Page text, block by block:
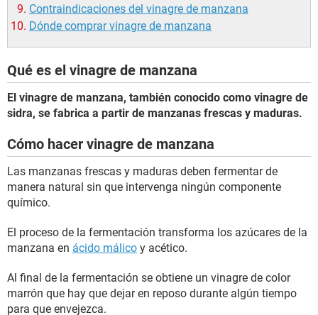
Contraindicaciones del vinagre de manzana
Dónde comprar vinagre de manzana
Qué es el vinagre de manzana
El vinagre de manzana, también conocido como vinagre de
sidra, se fabrica a partir de manzanas frescas y maduras.
Cómo hacer vinagre de manzana
Las manzanas frescas y maduras deben fermentar de
manera natural sin que intervenga ningún componente
químico.
El proceso de la fermentación transforma los azúcares de la
manzana en ácido málico y acético.
Al final de la fermentación se obtiene un vinagre de color
marrón que hay que dejar en reposo durante algún tiempo
para que envejezca.